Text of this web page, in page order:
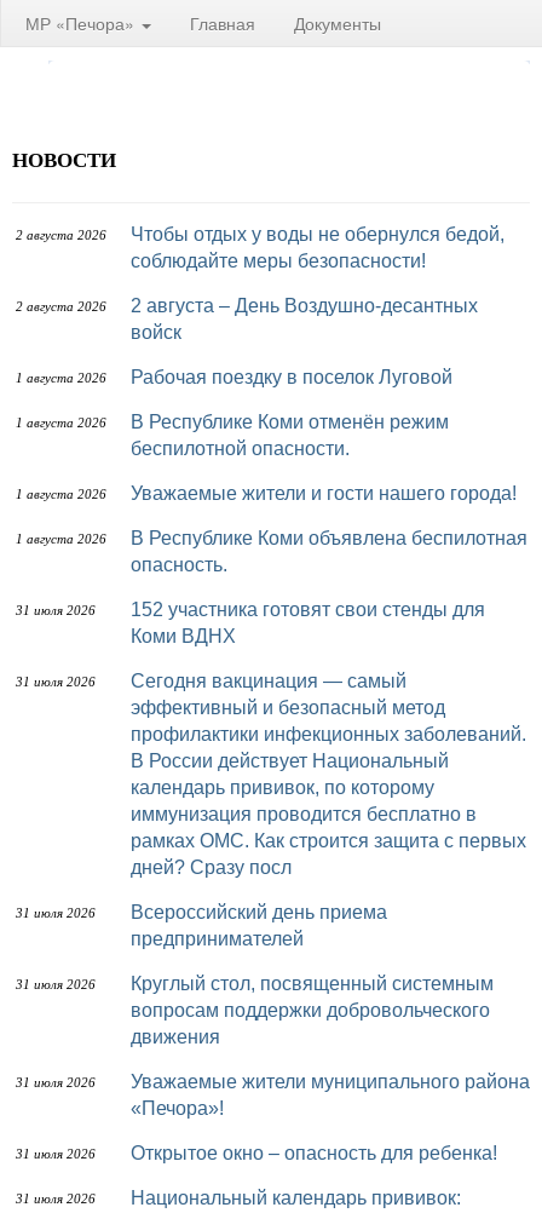
МР «Печора» Главная Документы
НОВОСТИ
2 августа 2026
Чтобы отдых у воды не обернулся бедой,
соблюдайте меры безопасности!
2 августа 2026
2 августа – День Воздушно-десантных
войск
1 августа 2026 Рабочая поездку в поселок Луговой
1 августа 2026
В Республике Коми отменён режим
беспилотной опасности.
1 августа 2026 Уважаемые жители и гости нашего города!
1 августа 2026
В Республике Коми объявлена беспилотная
опасность.
31 июля 2026
152 участника готовят свои стенды для
Коми ВДНХ
31 июля 2026
Сегодня вакцинация — самый
эффективный и безопасный метод
профилактики инфекционных заболеваний.
В России действует Национальный
календарь прививок, по которому
иммунизация проводится бесплатно в
рамках ОМС. Как строится защита с первых
дней? Сразу посл
31 июля 2026
Всероссийский день приема
предпринимателей
31 июля 2026
Круглый стол, посвященный системным
вопросам поддержки добровольческого
движения
31 июля 2026
Уважаемые жители муниципального района
«Печора»!
31 июля 2026 Открытое окно – опасность для ребенка!
31 июля 2026
Национальный календарь прививок: